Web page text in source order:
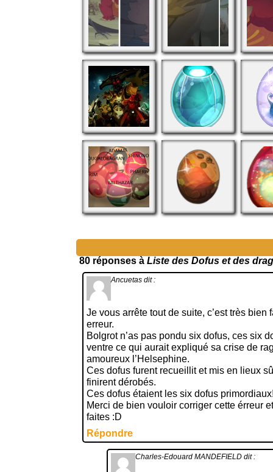
80 réponses à Liste des Dofus et des
Ancuetas dit :
Je vous arrête tout de suite, c’est très bien
erreur.
Bolgrot n’as pas pondu six dofus, ces six
ventre ce qui aurait expliqué sa crise de
amoureux l’Helsephine.
Ces dofus furent recueillit et mis en lieux
finirent dérobés.
Ces dofus étaient les six dofus
Merci de bien vouloir corriger cette érreur
faites :D
Répondre
Charles-Edouard MANDEFIELD dit :